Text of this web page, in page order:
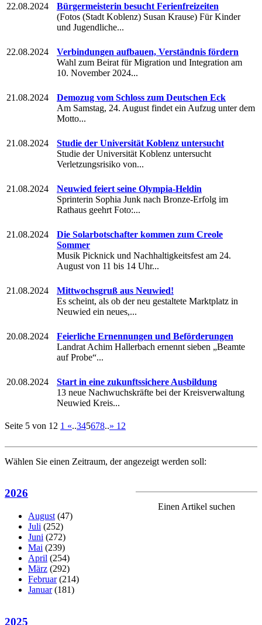
22.08.2024
Bürgermeisterin besucht Ferienfreizeiten
(Fotos (Stadt Koblenz) Susan Krause) Für Kinder
und Jugendliche...
22.08.2024
Verbindungen aufbauen, Verständnis fördern
Wahl zum Beirat für Migration und Integration am
10. November 2024...
21.08.2024
Demozug vom Schloss zum Deutschen Eck
Am Samstag, 24. August findet ein Aufzug unter dem
Motto...
21.08.2024
Studie der Universität Koblenz untersucht
Studie der Universität Koblenz untersucht
Verletzungsrisiko von...
21.08.2024
Neuwied feiert seine Olympia-Heldin
Sprinterin Sophia Junk nach Bronze-Erfolg im
Rathaus geehrt Foto:...
21.08.2024
Die Solarbotschafter kommen zum Creole
Sommer
Musik Picknick und Nachhaltigkeitsfest am 24.
August von 11 bis 14 Uhr...
21.08.2024
Mittwochsgruß aus Neuwied!
Es scheint, als ob der neu gestaltete Marktplatz in
Neuwied ein neues,...
20.08.2024
Feierliche Ernennungen und Beförderungen
Landrat Achim Hallerbach ernennt sieben „Beamte
auf Probe“...
20.08.2024
Start in eine zukunftssichere Ausbildung
13 neue Nachwuchskräfte bei der Kreisverwaltung
Neuwied Kreis...
Seite 5 von 12 1 «..345678..» 12
Wählen Sie einen Zeitraum, der angezeigt werden soll:
2026
August (47)
Juli (252)
Juni (272)
Mai (239)
April (254)
März (292)
Februar (214)
Januar (181)
2025
Einen Artikel suchen